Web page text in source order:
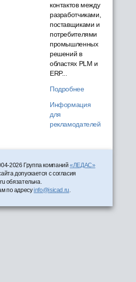
контактов между
разработчиками,
поставщиками и
потребителями
промышленных
решений в
областях PLM и
ERP...
Подробнее
Информация
для
рекламодателей
2026 Группа компаний«ЛЕДАС»
допускается с согласия
обязательна.
по адресуinfo@isicad.ru.